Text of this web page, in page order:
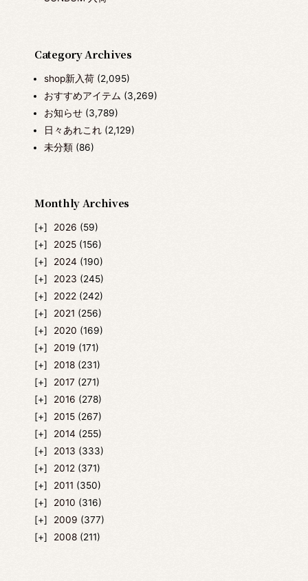
Category Archives
shop新入荷(2,095)
おすすめアイテム (3,269)
お知らせ(3,789)
日々あれこれ(2,129)
未分類(86)
Monthly Archives
2026 (59)
2025 (156)
2024 (190)
2023 (245)
2022 (242)
2021 (256)
2020 (169)
2019 (171)
2018 (231)
2017 (271)
2016 (278)
2015 (267)
2014 (255)
2013 (333)
2012 (371)
2011 (350)
2010 (316)
2009 (377)
2008 (211)